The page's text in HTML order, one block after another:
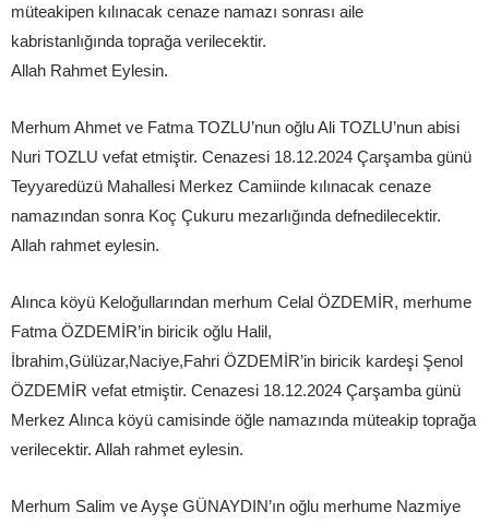
müteakipen kılınacak cenaze namazı sonrası aile
kabristanlığında toprağa verilecektir.
Allah Rahmet Eylesin.
Merhum Ahmet ve Fatma TOZLU’nun oğlu Ali TOZLU’nun abisi
Nuri TOZLU vefat etmiştir. Cenazesi 18.12.2024 Çarşamba günü
Teyyaredüzü Mahallesi Merkez Camiinde kılınacak cenaze
namazından sonra Koç Çukuru mezarlığında defnedilecektir.
Allah rahmet eylesin.
Alınca köyü Keloğullarından merhum Celal ÖZDEMİR, merhume
Fatma ÖZDEMİR’in biricik oğlu Halil,
İbrahim,Gülüzar,Naciye,Fahri ÖZDEMİR’in biricik kardeşi Şenol
ÖZDEMİR vefat etmiştir. Cenazesi 18.12.2024 Çarşamba günü
Merkez Alınca köyü camisinde öğle namazında müteakip toprağa
verilecektir. Allah rahmet eylesin.
Merhum Salim ve Ayşe GÜNAYDIN’ın oğlu merhume Nazmiye